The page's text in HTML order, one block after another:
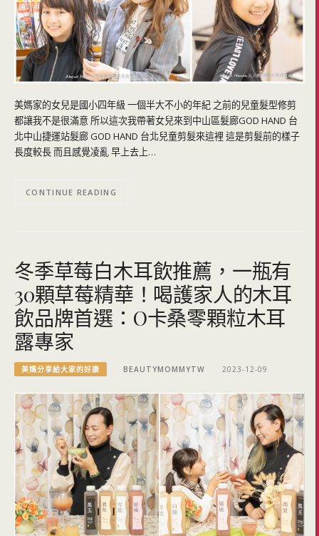
美媽家的女兒是國小四年級 一個半大不小的年紀 之前的兒童髮型修剪
都讓我不是很滿意 所以這次我帶著女兒來到中山區髮廊GOD HAND 台
北中山捷運站髮廊 GOD HAND 台北兒童剪髮來這裡 這是剪髮前的樣子
長度較長 而且感覺凌亂 早上去上…
CONTINUE READING
冬季草莓白木耳飲推薦，一瓶有
30顆草莓精華！喝護家人的木耳
飲品牌首選：O卡桑零顆粒木耳
露專家
美媽分享給大家的好康 BEAUTYMOMMYTW 2023-12-09